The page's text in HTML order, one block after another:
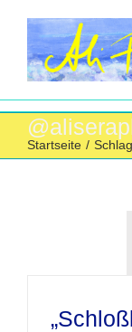
Inhalt
springen
Startseite /